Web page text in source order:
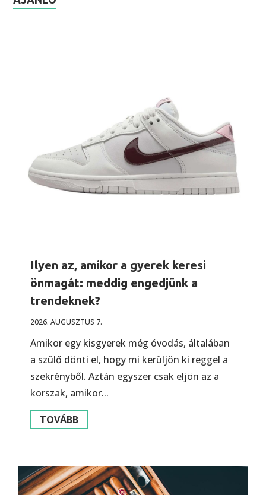
Ilyen az, amikor a gyerek keresi
önmagát: meddig engedjünk a
trendeknek?
2026. AUGUSZTUS 7.
Amikor egy kisgyerek még óvodás, általában
a szülő dönti el, hogy mi kerüljön ki reggel a
szekrényből. Aztán egyszer csak eljön az a
korszak, amikor...
TOVÁBB